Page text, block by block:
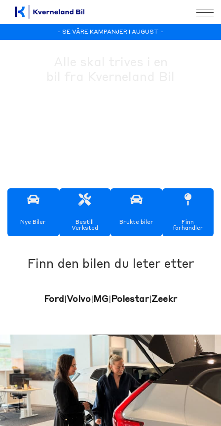
- SE VÅRE KAMPANJER I AUGUST -
Nye Biler
Bestill
Verksted
Brukte biler
Finn
forhandler
Finn den bilen du leter etter
Ford Volvo MG Polestar| Zeekr